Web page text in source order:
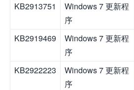
KB2913751
Windows 7 更新程
序
KB2919469
Windows 7 更新程
序
KB2922223
Windows 7 更新程
序